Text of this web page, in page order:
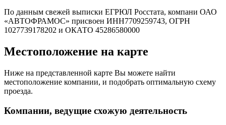
По данным свежей выписки ЕГРЮЛ Росстата, компани ОАО
«АВТОФРАМОС» присвоен ИНН7709259743, ОГРН
1027739178202 и ОКАТО 45286580000
Местоположение на карте
Ниже на представленной карте Вы можете найти
местоположение компании, и подобрать оптимальную схему
проезда.
Компании, ведущие схожую деятельность